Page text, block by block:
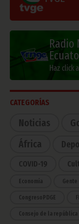
Radio
Haz click
CATEGORÍAS
Noticias
África
COVID-19
Economía Gente
CongresoPDGE
Consejo de la república